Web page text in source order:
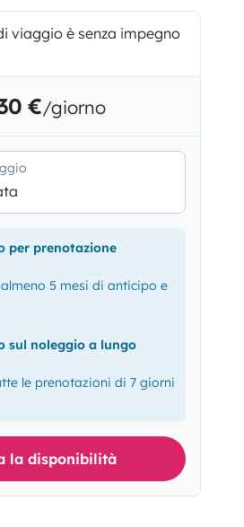
viaggio è senza impegno
€/giorno
per prenotazione
5 mesi di anticipo e
sul noleggio a lungo
le prenotazioni di 7 giorni
la disponibilità